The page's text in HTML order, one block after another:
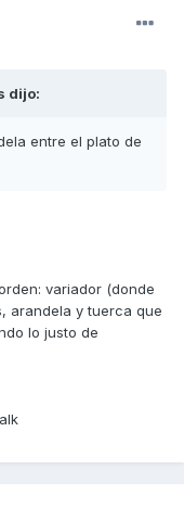
dijo:
entre el plato de
variador (donde
arandela y tuerca que
lo justo de